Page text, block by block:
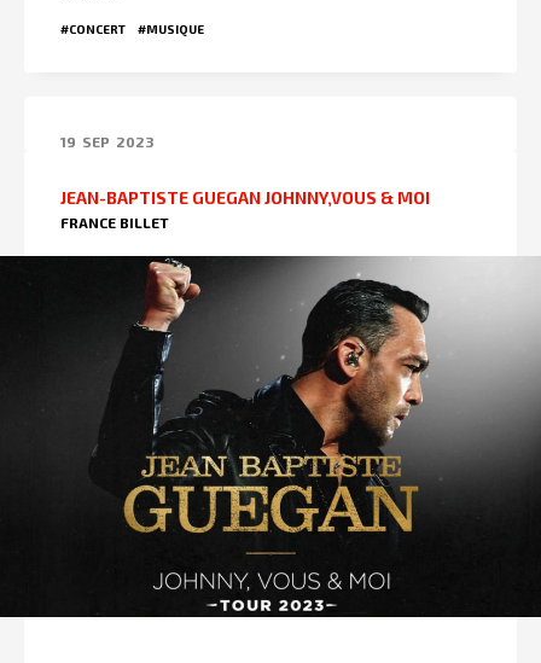
#CONCERT #MUSIQUE
19 SEP 2023
JEAN-BAPTISTE GUEGAN JOHNNY,VOUS & MOI
FRANCE BILLET